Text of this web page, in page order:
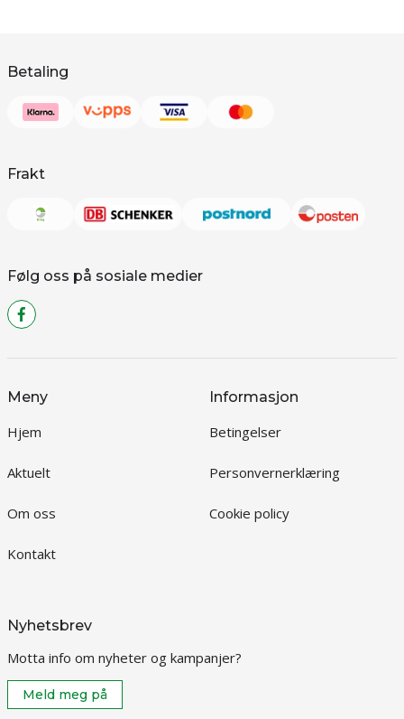
Betaling
Frakt
Følg oss på sosiale medier
Meny
Hjem
Aktuelt
Om oss
Kontakt
Informasjon
Betingelser
Personvernerklæring
Cookie policy
Nyhetsbrev
Motta info om nyheter og kampanjer?
Meld meg på